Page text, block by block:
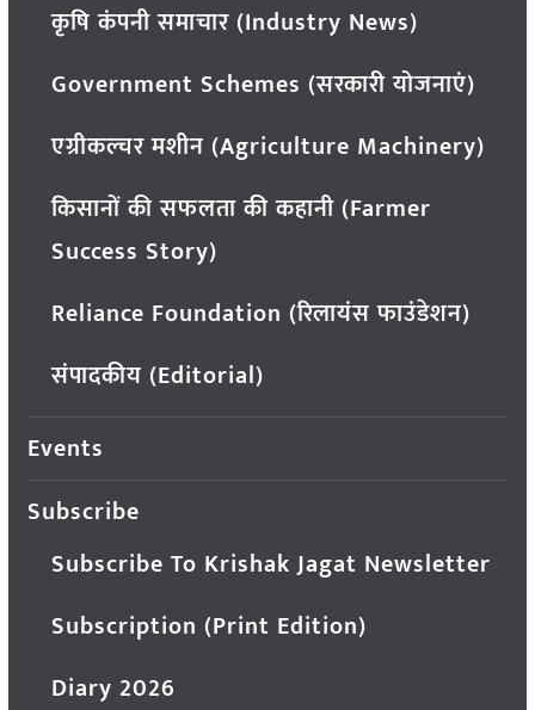
कृषि कंपनी समाचार (Industry News)
Government Schemes (सरकारी योजनाएं)
एग्रीकल्चर मशीन (Agriculture Machinery)
किसानों की सफलता की कहानी (Farmer
Success Story)
Reliance Foundation (रिलायंस फाउंडेशन)
संपादकीय (Editorial)
Events
Subscribe
Subscribe To Krishak Jagat Newsletter
Subscription (Print Edition)
Diary 2026